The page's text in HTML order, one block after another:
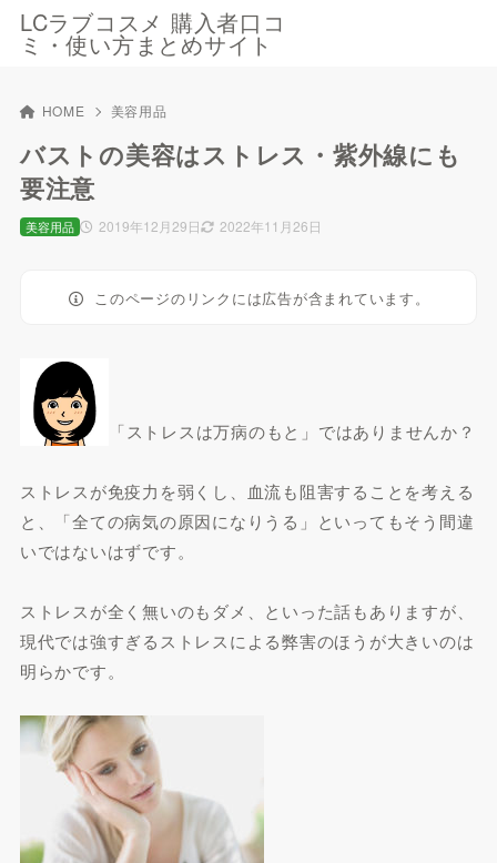
LCラブコスメ 購入者口コ
ミ・使い方まとめサイト
HOME 美容用品
バストの美容はストレス・紫外線にも
要注意
2019年12月29日 2022年11月26日
美容用品
このページのリンクには広告が含まれています。
「ストレスは万病のもと」ではありませんか？
ストレスが免疫力を弱くし、血流も阻害することを考える
と、「全ての病気の原因になりうる」といってもそう間違
いではないはずです。
ストレスが全く無いのもダメ、といった話もありますが、
現代では強すぎるストレスによる弊害のほうが大きいのは
明らかです。